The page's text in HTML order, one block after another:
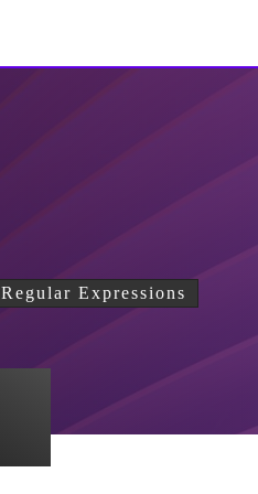
Regular Expressions